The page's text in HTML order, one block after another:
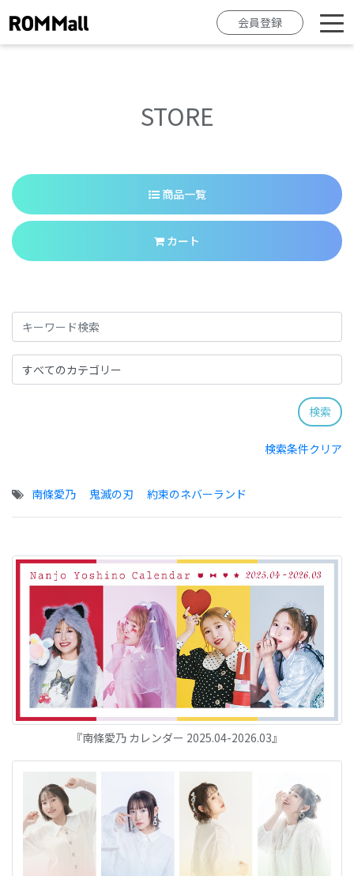
会員登録
STORE
商品一覧
カート
検索条件クリア
南條愛乃 鬼滅の刃 約束のネバーランド
『南條愛乃 カレンダー 2025.04-2026.03』